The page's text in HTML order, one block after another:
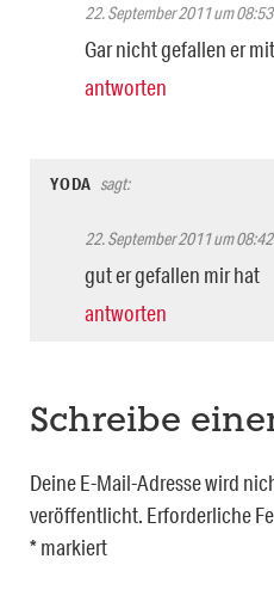
22. September 2011 um
Gar nicht gefallen er
antworten
YODA sagt:
22. September 2011 um
gut er gefallen mir hat
antworten
Schreibe
Deine E-Mail-Adresse wird
veröffentlicht. Erforderliche
*markiert